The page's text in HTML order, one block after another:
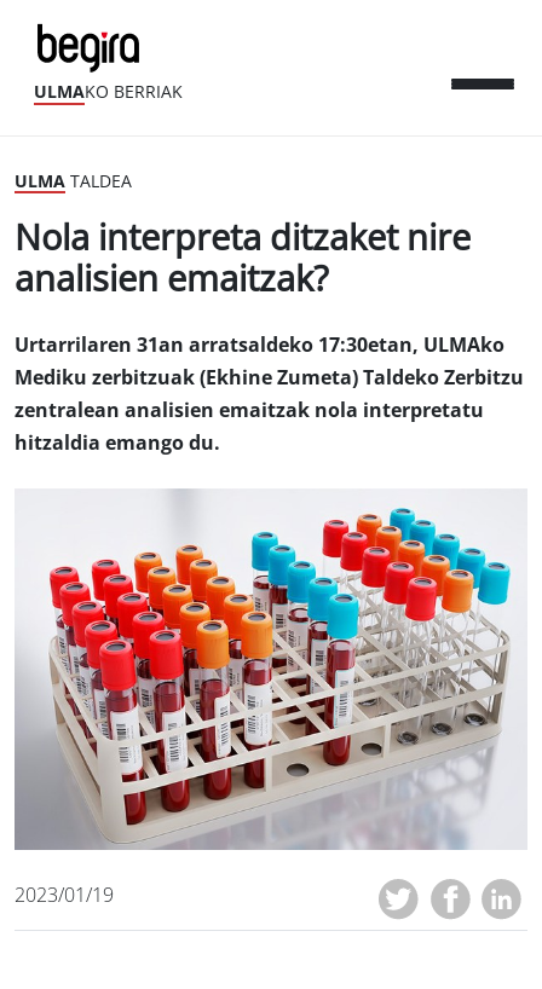
ULMAKO BERRIAK
ULMA TALDEA
Nola interpreta ditzaket nire
analisien emaitzak?
Urtarrilaren 31an arratsaldeko 17:30etan, ULMAko
Mediku zerbitzuak (Ekhine Zumeta) Taldeko Zerbitzu
zentralean analisien emaitzak nola interpretatu
hitzaldia emango du.
2023/01/19